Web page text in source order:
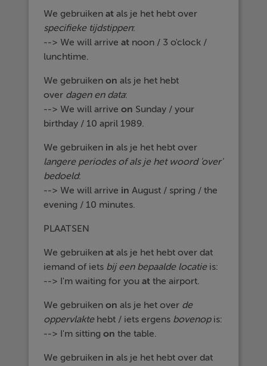
We gebruikenat als je het hebt over
specifieke tijdstippen:
--> We will arriveat noon / 3 o'clock /
lunchtime.
We gebruikenon als je het hebt
over dagen en data:
--> We will arriveon Sunday / your
birthday / 10 april 1989.
We gebruiken in als je het hebt over
langere periodes of als je het woord 'over'
bedoeld:
--> We will arrive in August / spring / the
evening / 10 minutes.
PLAATSEN
We gebruikenat als je het hebt over dat
iemand of iets bij een bepaalde locatieis:
--> I'm waiting for youat the airport.
We gebruikenon als je het over de
oppervlaktehebt / iets ergens bovenopis:
--> I'm sittingon the table.
We gebruiken in als je het hebt over dat